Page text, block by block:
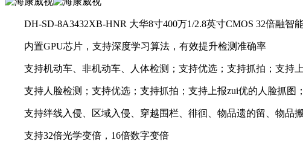
DH-SD-8A3432XB-HNR 大华8寸400万1/2.8英寸CMOS 32倍融智
内置GPU芯片，支持深度学习算法，有效提升检测准确率
支持机动车、非机动车、人体检测；支持优选；支持抓拍；支持上
支持人脸检测；支持优选；支持抓拍；支持上报zui优的人脸抓图
支持绊线入侵、区域入侵、穿越围栏、徘徊、物品遗的留、物品
支持32倍光学变倍，16倍数字变倍